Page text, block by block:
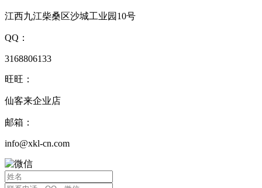
江西九江柴桑区沙城工业园10号
QQ：
3168806133
旺旺：
仙客来企业店
邮箱：
info@xkl-cn.com